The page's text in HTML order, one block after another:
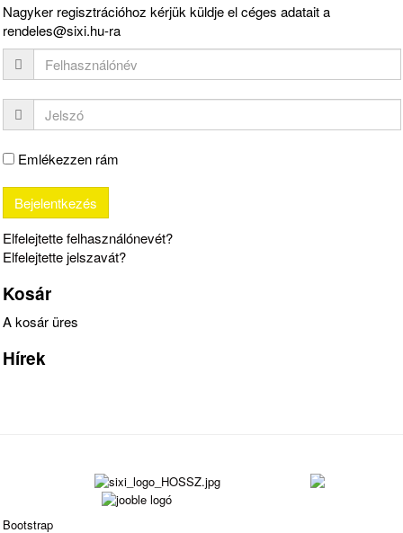
Nagyker regisztrációhoz kérjük küldje el céges adatait a
rendeles@sixi.hu-ra
Emlékezzen rám
Elfelejtette felhasználónevét?
Elfelejtette jelszavát?
Kosár
A kosár üres
Hírek
Bootstrap